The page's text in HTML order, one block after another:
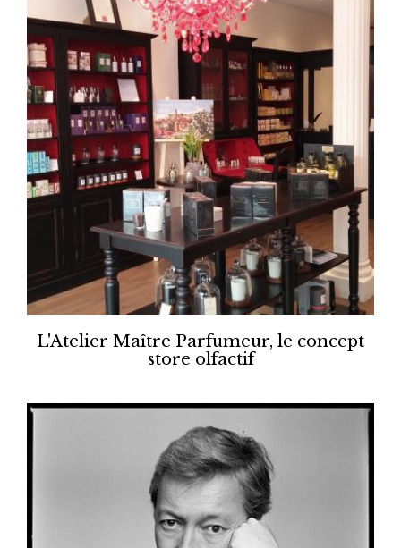
L'Atelier Maître Parfumeur, le concept
store olfactif